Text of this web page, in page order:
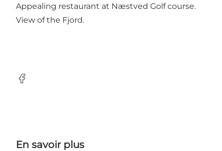
Appealing restaurant at Næstved Golf course.
View of the Fjord.
Facebook
En savoir plus